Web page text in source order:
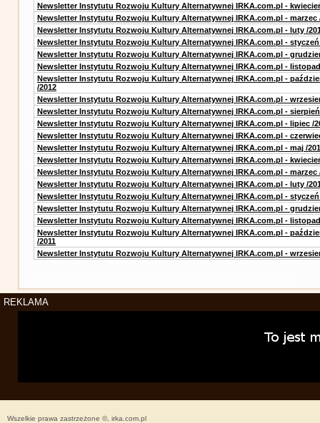
Newsletter Instytutu Rozwoju Kultury Alternatywnej IRKA.com.pl -
Newsletter Instytutu Rozwoju Kultury Alternatywnej IRKA.com.pl - marzec
Newsletter Instytutu Rozwoju Kultury Alternatywnej IRKA.com.pl - luty /
Newsletter Instytutu Rozwoju Kultury Alternatywnej IRKA.com.pl - styczeń
Newsletter Instytutu Rozwoju Kultury Alternatywnej IRKA.com.pl -
Newsletter Instytutu Rozwoju Kultury Alternatywnej IRKA.com.pl - listopad
Newsletter Instytutu Rozwoju Kultury Alternatywnej IRKA.com.pl -
/2012
Newsletter Instytutu Rozwoju Kultury Alternatywnej IRKA.com.pl -
Newsletter Instytutu Rozwoju Kultury Alternatywnej IRKA.com.pl - sierpień
Newsletter Instytutu Rozwoju Kultury Alternatywnej IRKA.com.pl - lipiec /
Newsletter Instytutu Rozwoju Kultury Alternatywnej IRKA.com.pl -
Newsletter Instytutu Rozwoju Kultury Alternatywnej IRKA.com.pl - maj /
Newsletter Instytutu Rozwoju Kultury Alternatywnej IRKA.com.pl -
Newsletter Instytutu Rozwoju Kultury Alternatywnej IRKA.com.pl - marzec
Newsletter Instytutu Rozwoju Kultury Alternatywnej IRKA.com.pl - luty /
Newsletter Instytutu Rozwoju Kultury Alternatywnej IRKA.com.pl - styczeń
Newsletter Instytutu Rozwoju Kultury Alternatywnej IRKA.com.pl -
Newsletter Instytutu Rozwoju Kultury Alternatywnej IRKA.com.pl - listopad
Newsletter Instytutu Rozwoju Kultury Alternatywnej IRKA.com.pl -
/2011
Newsletter Instytutu Rozwoju Kultury Alternatywnej IRKA.com.pl -
REKLAMA
Wszelkie prawa zastrzeżone ©, irka.com.pl